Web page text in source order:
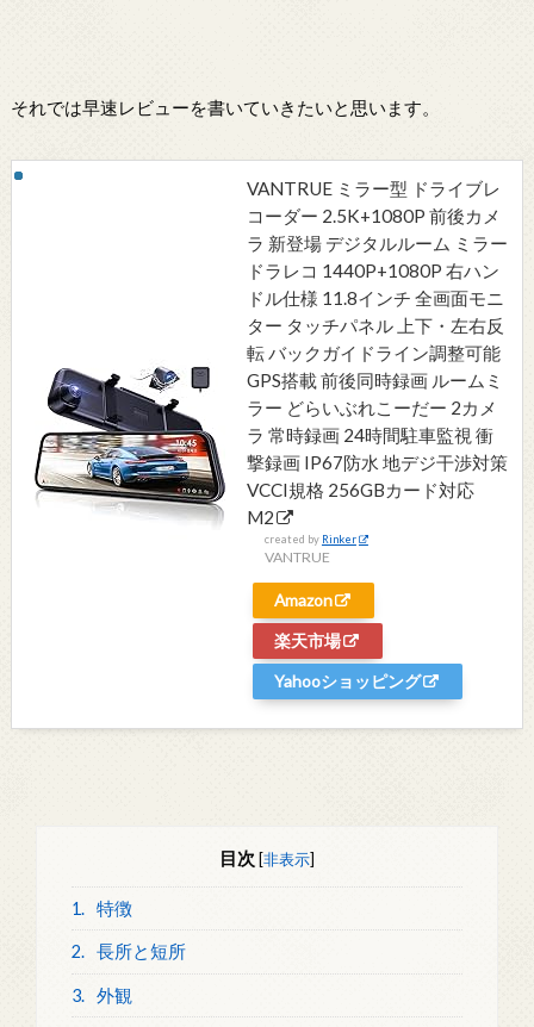
それでは早速レビューを書いていきたいと思います。
VANTRUE ミラー型 ドライブレ
コーダー 2.5K+1080P 前後カメ
ラ 新登場 デジタルルーム ミラー
ドラレコ 1440P+1080P 右ハン
ドル仕様 11.8インチ 全画面モニ
ター タッチパネル 上下・左右反
転 バックガイドライン調整可能
GPS搭載 前後同時録画 ルームミ
ラー どらいぶれこーだー 2カメ
ラ 常時録画 24時間駐車監視 衝
撃録画 IP67防水 地デジ干渉対策
VCCI規格 256GBカード対応
M2
created by Rinker
VANTRUE
Amazon
楽天市場
Yahooショッピング
目次 [非表示]
1. 特徴
2. 長所と短所
3. 外観